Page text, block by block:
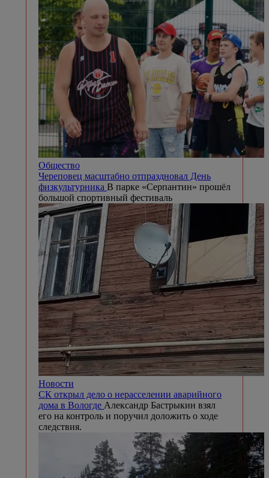
Общество
Череповец масштабно отпраздновал День
физкультурника В парке «Серпантин» прошёл
большой спортивный фестиваль
Новости
СК открыл дело о нерасселении аварийного
дома в Вологде Александр Бастрыкин взял
его на контроль и поручил доложить о ходе
следствия.